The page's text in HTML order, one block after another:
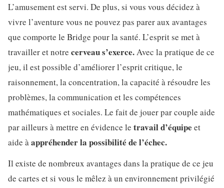
L’amusement est servi. De plus, si vous vous décidez à
vivre l’aventure vous ne pouvez pas parer aux avantages
que comporte le Bridge pour la santé. L’esprit se met à
travailler et notre cerveau s’exerce.Avec la pratique de ce
jeu, il est possible d’améliorer l’esprit critique, le
raisonnement, la concentration, la capacité à résoudre les
problèmes, la communication et les compétences
mathématiques et sociales. Le fait de jouer par couple aide
par ailleurs à mettre en évidence le travail d’équipe et
aide àappréhender la possibilité de l’échec.
Il existe de nombreux avantages dans la pratique de ce jeu
de cartes et si vous le mêlez à un environnement privilégié